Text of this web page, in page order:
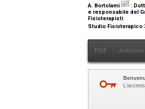
A. Bortolami
:
e responsabile del
Fisioterapisti
Studio Fisioterapico
PDF Articolo